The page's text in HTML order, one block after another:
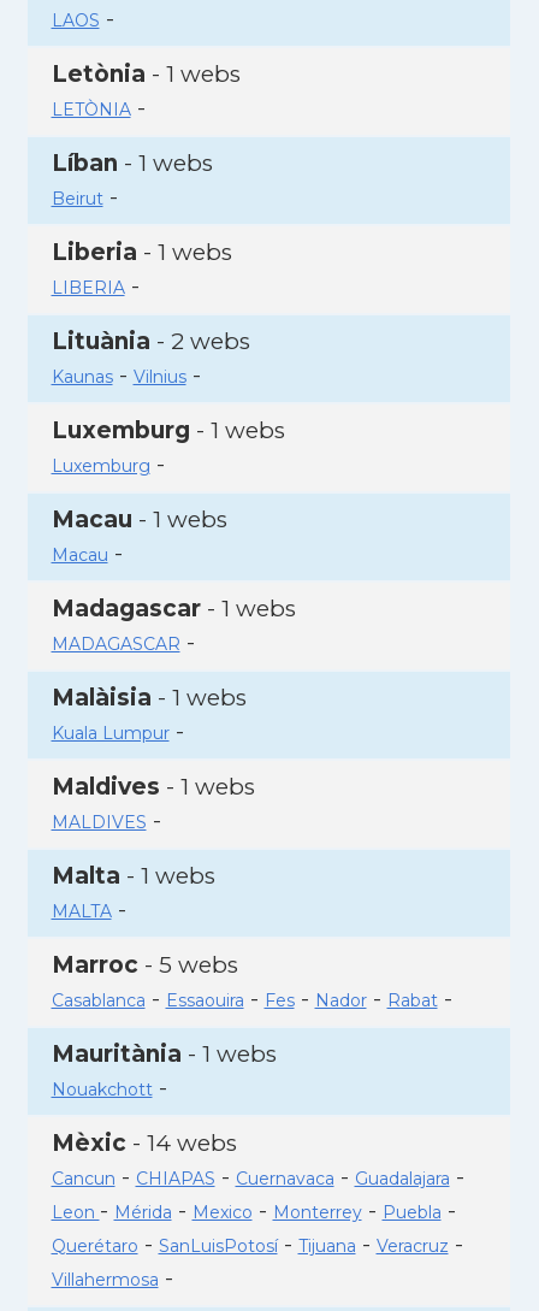
LAOS -
Letònia - 1 webs
LETÒNIA-
Líban - 1 webs
Beirut-
Liberia - 1 webs
LIBERIA-
Lituània - 2 webs
Kaunas- Vilnius-
Luxemburg - 1 webs
Luxemburg -
Macau - 1 webs
Macau -
Madagascar- 1 webs
MADAGASCAR -
Malàisia - 1 webs
Kuala Lumpur-
Maldives - 1 webs
MALDIVES -
Malta - 1 webs
MALTA-
Marroc - 5 webs
Casablanca - Essaouira - Fes- Nador- Rabat-
Mauritània - 1 webs
Nouakchott-
Mèxic - 14 webs
Cancun - CHIAPAS - Cuernavaca - Guadalajara -
Leon - Mérida - Mexico - Monterrey- Puebla -
Querétaro - SanLuisPotosí- Tijuana - Veracruz -
Villahermosa -